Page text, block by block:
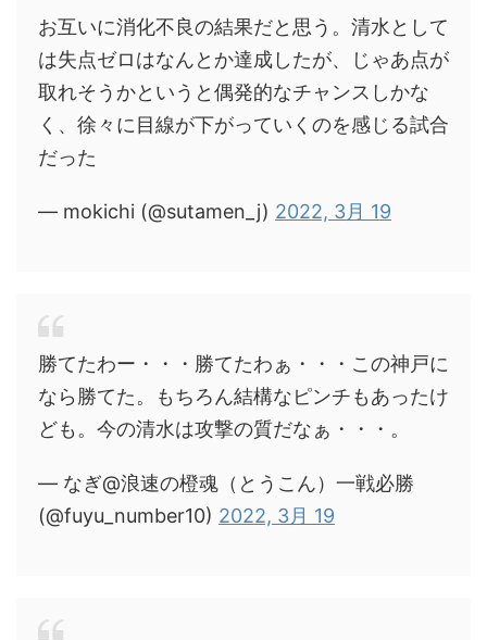
お互いに消化不良の結果だと思う。清水として
は失点ゼロはなんとか達成したが、じゃあ点が
取れそうかというと偶発的なチャンスしかな
く、徐々に目線が下がっていくのを感じる試合
だった
— mokichi (@sutamen_j) 2022, 3月 19
勝てたわー・・・勝てたわぁ・・・この神戸に
なら勝てた。もちろん結構なピンチもあったけ
ども。今の清水は攻撃の質だなぁ・・・。
— なぎ@浪速の橙魂（とうこん）一戦必勝
(@fuyu_number10) 2022, 3月 19